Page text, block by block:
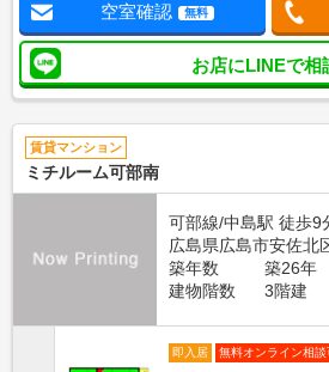
空室確認 無料
お店にLINEで相
賃貸マンション
ミチルーム可部南
可部線/中島駅 徒歩9
広島県広島市安佐北
築年数
築26年
建物階数
3階建
即入居 無料オンライン相談